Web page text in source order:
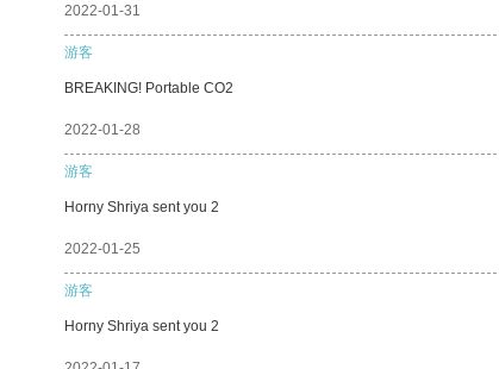
2022-01-31
游客
BREAKING! Portable CO2
2022-01-28
游客
Horny Shriya sent you 2
2022-01-25
游客
Horny Shriya sent you 2